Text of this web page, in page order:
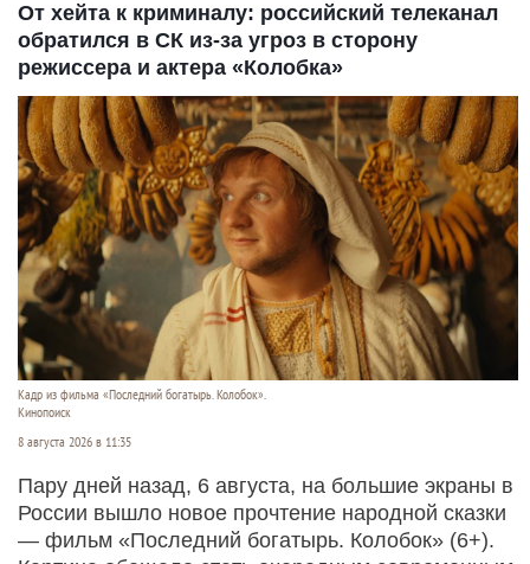
От хейта к криминалу: российский телеканал
обратился в СК из-за угроз в сторону
режиссера и актера «Колобка»
Кадр из фильма «Последний богатырь. Колобок».
Кинопоиск
8 августа 2026 в 11:35
Пару дней назад, 6 августа, на большие экраны в
России вышло новое прочтение народной сказки
— фильм «Последний богатырь. Колобок» (6+).